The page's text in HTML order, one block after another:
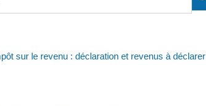
sur le revenu : déclaration et revenus à déclarer